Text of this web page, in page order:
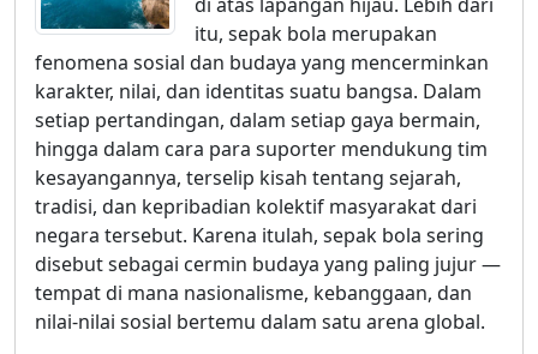
itu, sepak bola merupakan
fenomena sosial dan budaya yang mencerminkan
karakter, nilai, dan identitas suatu bangsa. Dalam
setiap pertandingan, dalam setiap gaya bermain,
hingga dalam cara para suporter mendukung tim
kesayangannya, terselip kisah tentang sejarah,
tradisi, dan kepribadian kolektif masyarakat dari
negara tersebut. Karena itulah, sepak bola sering
disebut sebagai cermin budaya yang paling jujur —
tempat di mana nasionalisme, kebanggaan, dan
nilai-nilai sosial bertemu dalam satu arena global.